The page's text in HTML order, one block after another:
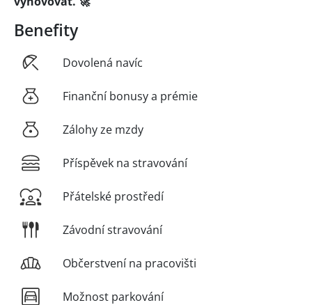
Benefity
Dovolená navíc
Finanční bonusy a prémie
Zálohy ze mzdy
Příspěvek na stravování
Přátelské prostředí
Závodní stravování
Občerstvení na pracovišti
Možnost parkování